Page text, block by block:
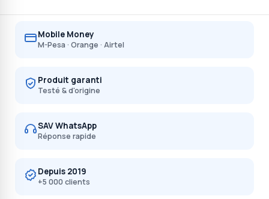
Mobile Money
M-Pesa · Orange · Airtel
Produit garanti
Testé & d'origine
SAV WhatsApp
Réponse rapide
Depuis 2019
+5 000 clients